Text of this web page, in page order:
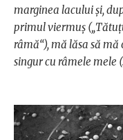
marginea lacului şi,
primul viermuş
râmă“), mă lăsa să
singur cu râmele mele